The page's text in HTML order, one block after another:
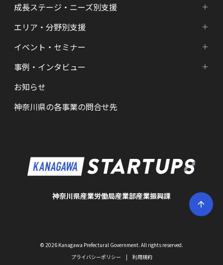
神奈川県の支援プログラム
HATSU-SHINKANAGAWA
HATSU起業家支援プログラム
SHINみなとみらい
KID
#キクスタ
成長ステージ・ニーズ別支援
成長ステージ・ニーズ別支援
起業準備期支援（アイデア段階）
シード期支援（事業創出段階）
アーリー期支援（事業拡大段階）
メンター・サポーターの紹介
エリア・分野別支援
エリア・分野別支援
HATSU-SHIN の支援拠点
県内の支援拠点・コミュニティー
特区制度（国家戦略特区等）
ロボット産業・宇宙関連産業
イベント・セミナー
新着情報
カレンダー
事例・インタビュー
インタビュー（一覧）
お知らせ
神奈川県の各事業の問合せ先
神奈川県産業労働局産業部産業振興課
© 2026 Kanagawa Prefectural Government. All rights reserved.
プライバシーポリシー | 利用規約